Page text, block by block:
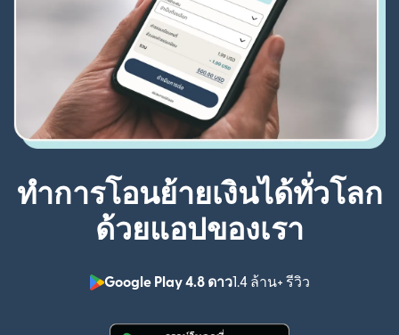
ทำการโอนย้ายเงินได้ทั่วโลก
ด้วยแอปของเรา
Google Play 4.8 ดาว1.4 ล้าน+ รีวิว
(เปิดในหน้าต่